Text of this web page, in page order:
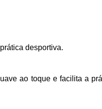
desportiva.
ao toque e facilita a